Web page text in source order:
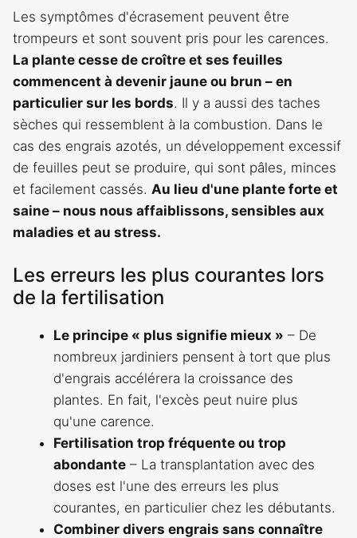
Les symptômes d'écrasement peuvent être
trompeurs et sont souvent pris pour les carences.
La plante cesse de croître et ses feuilles
commencent à devenir jaune ou brun – en
particulier sur les bords. Il y a aussi des taches
sèches qui ressemblent à la combustion. Dans le
cas des engrais azotés, un développement excessif
de feuilles peut se produire, qui sont pâles, minces
et facilement cassés. Au lieu d'une plante forte et
saine – nous nous affaiblissons, sensibles aux
maladies et au stress.
Les erreurs les plus courantes lors
de la fertilisation
Le principe « plus signifie mieux » – De
nombreux jardiniers pensent à tort que plus
d'engrais accélérera la croissance des
plantes. En fait, l'excès peut nuire plus
qu'une carence.
Fertilisation trop fréquente ou trop
abondante – La transplantation avec des
doses est l'une des erreurs les plus
courantes, en particulier chez les débutants.
Combiner divers engrais sans connaître